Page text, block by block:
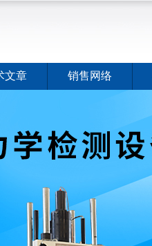
文章 销售网络